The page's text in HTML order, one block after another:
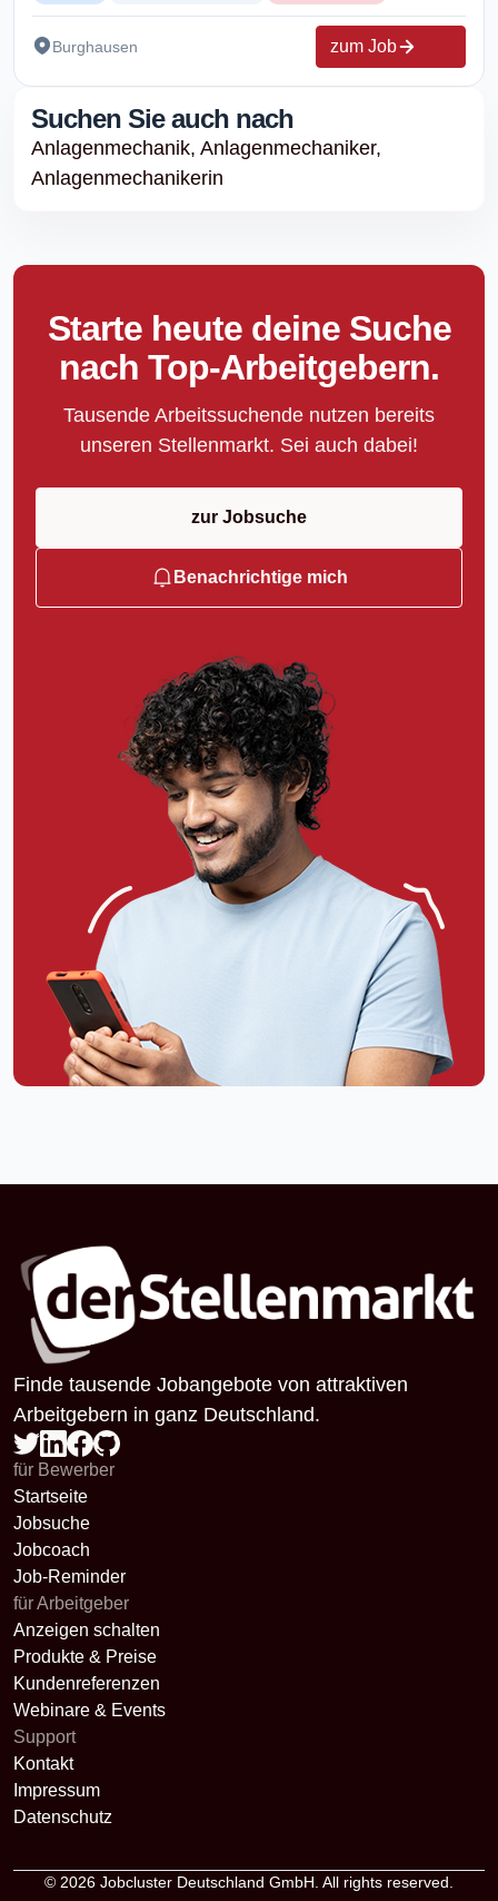
Burghausen zum Job
Suchen Sie auch nach
Anlagenmechanik, Anlagenmechaniker,
Anlagenmechanikerin
Starte heute deine Suche
nach Top-Arbeitgebern.
Tausende Arbeitssuchende nutzen bereits
unseren Stellenmarkt. Sei auch dabei!
zur Jobsuche
Benachrichtige mich
Finde tausende Jobangebote von attraktiven
Arbeitgebern in ganz Deutschland.
für Bewerber
Startseite
Jobsuche
Jobcoach
Job-Reminder
für Arbeitgeber
Anzeigen schalten
Produkte & Preise
Kundenreferenzen
Webinare & Events
Support
Kontakt
Impressum
Datenschutz
© 2026 Jobcluster Deutschland GmbH. All rights reserved.